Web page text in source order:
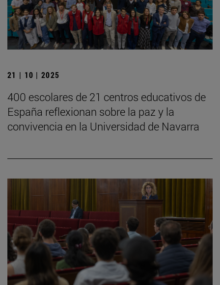
21 | 10 | 2025
400 escolares de 21 centros educativos de
España reflexionan sobre la paz y la
convivencia en la Universidad de Navarra